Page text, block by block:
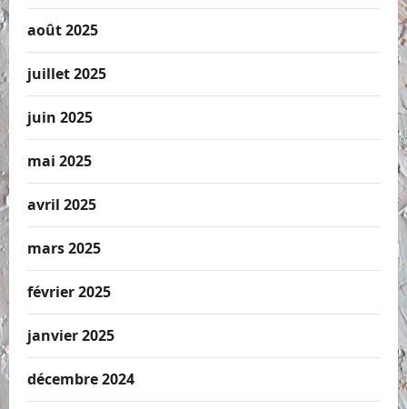
août 2025
juillet 2025
juin 2025
mai 2025
avril 2025
mars 2025
février 2025
janvier 2025
décembre 2024